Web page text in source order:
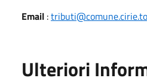
Email :
Ulteriori